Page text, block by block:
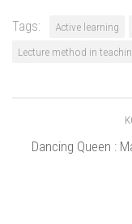
Tags: Active learning
Lecture method in
Dancing Queen :